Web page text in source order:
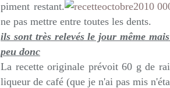
piment restant.
ne pas mettre entre toutes les dents.
ils sont très relevés le jour même
peu donc
La recette originale prévoit 60 g de
liqueur de café (que je n'ai pas mis